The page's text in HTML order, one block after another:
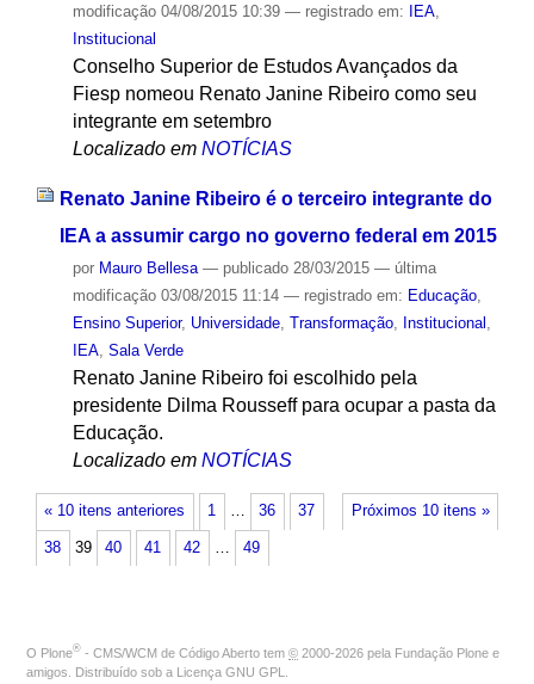
modificação04/08/2015 10:39 — registrado em: IEA,
Institucional
Conselho Superior de Estudos Avançados da
Fiesp nomeou Renato Janine Ribeiro como seu
integrante em setembro
Localizado em NOTÍCIAS
Renato Janine Ribeiro é o terceiro integrante do
IEA a assumir cargo no governo federal em 2015
por Mauro Bellesa — publicado28/03/2015 — última
modificação03/08/2015 11:14 — registrado em: Educação,
Ensino Superior, Universidade, Transformação, Institucional ,
IEA, Sala Verde
Renato Janine Ribeiro foi escolhido pela
presidente Dilma Rousseff para ocupar a pasta da
Educação.
Localizado em NOTÍCIAS
« 10 itens anteriores Próximos 10 itens »
1 … 36 37
38 39 40 41 42 … 49
O Plone® - CMS/WCM de Código Aberto tem © 2000-2026 pela Fundação Plone e
amigos. Distribuído sob a Licença GNU GPL